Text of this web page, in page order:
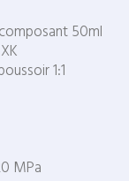
50ml
1:1
MPa